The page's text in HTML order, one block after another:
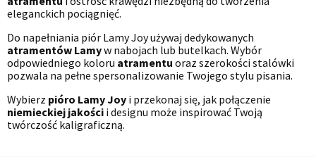
eleganckich pociągnięć.
Do napełniania piór Lamy Joy używaj dedykowanych
atramentów Lamyw nabojach lub butelkach. Wybór
odpowiedniego koloru atramentu oraz szerokości stalówki
pozwala na pełne spersonalizowanie Twojego stylu pisania.
Wybierz pióro Lamy Joy i przekonaj się, jak połączenie
niemieckiej jakości i designu może inspirować Twoją
twórczość kaligraficzną.